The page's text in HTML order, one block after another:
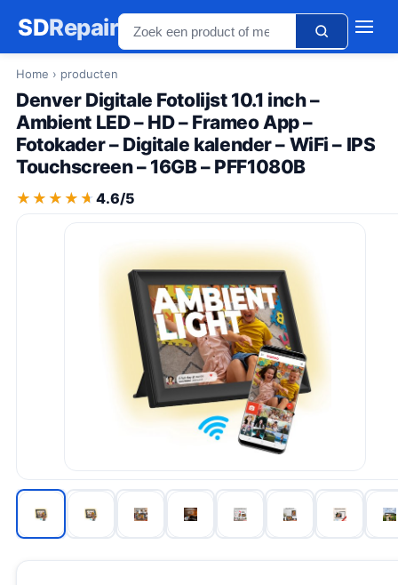
SDRepair
Home › producten
Denver Digitale Fotolijst 10.1 inch –
Ambient LED – HD – Frameo App –
Fotokader – Digitale kalender – WiFi – IPS
Touchscreen – 16GB – PFF1080B
★★★★★
★★★★★ 4.6/5